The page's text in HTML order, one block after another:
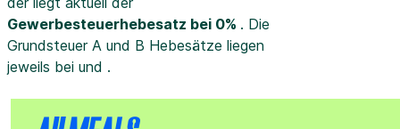
Gewerbesteuerhebesatz bei 0% . Die
Grundsteuer A und B Hebesätze liegen
jeweils bei und .